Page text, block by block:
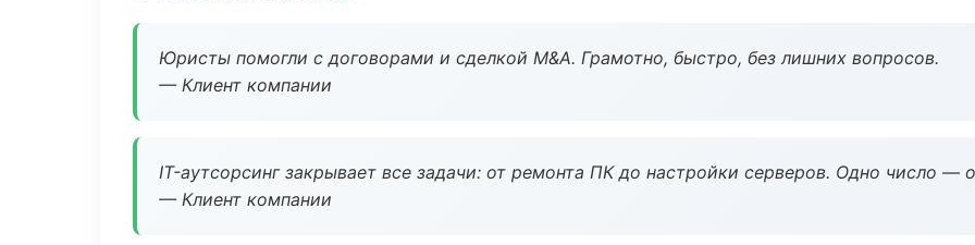
Юристы помогли с договорами и сделкой M&A. Грамотно, быстро, без лишних вопросов.
— Клиент компании
IT-аутсорсинг закрывает все задачи: от ремонта ПК до настройки серверов. Одно число —
— Клиент компании